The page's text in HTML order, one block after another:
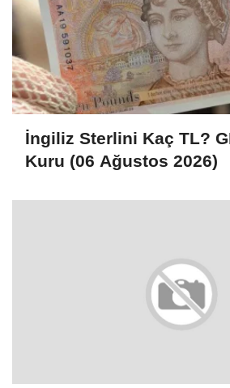
İngiliz Sterlini Kaç TL?
Kuru (06 Ağustos 2026)